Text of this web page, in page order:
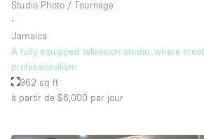
Studio Photo / Tournage
∙
Jamaica
A fully equipped television studio, where
professionalism
962 sq ft
à partir de $6,000 par jour